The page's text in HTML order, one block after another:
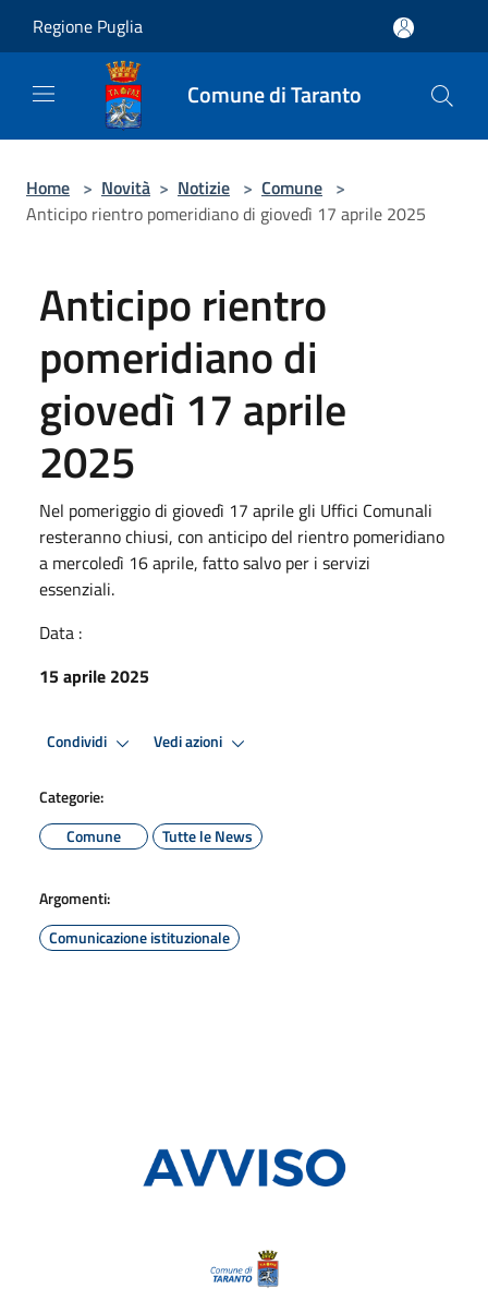
Regione Puglia
Comune di Taranto
Home > Novità > Notizie > Comune >
Anticipo rientro pomeridiano di giovedì 17 aprile 2025
Anticipo rientro
pomeridiano di
giovedì 17 aprile
2025
Nel pomeriggio di giovedì 17 aprile gli Uffici Comunali
resteranno chiusi, con anticipo del rientro pomeridiano
a mercoledì 16 aprile, fatto salvo per i servizi
essenziali.
Data :
15 aprile 2025
Condividi Vedi azioni
Categorie:
Comune
Tutte le News
Argomenti:
Comunicazione istituzionale